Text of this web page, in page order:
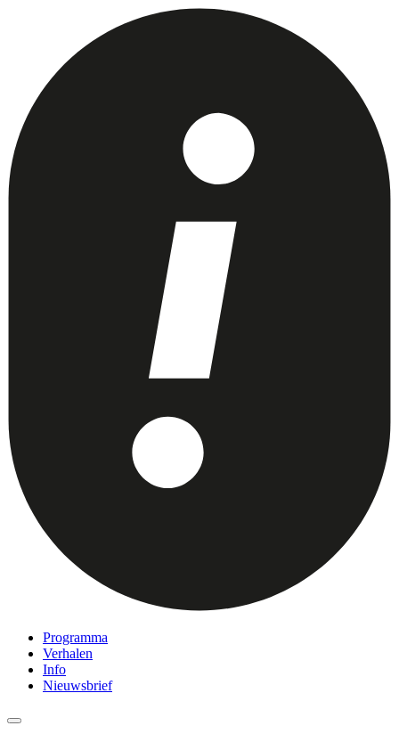
Programma
Verhalen
Info
Nieuwsbrief